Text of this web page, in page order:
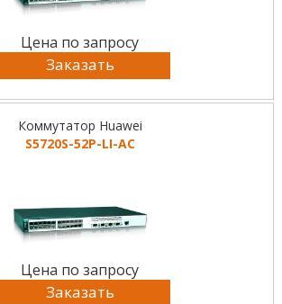
Цена по запросу
Заказать
Коммутатор Huawei
S5720S-52P-LI-AC
Цена по запросу
Заказать